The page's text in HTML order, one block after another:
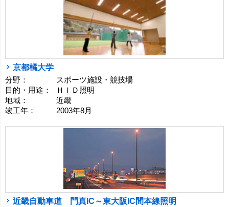
京都橘大学
分野：
スポーツ施設・競技場
目的・用途：
ＨＩＤ照明
地域：
近畿
竣工年：
2003年8月
近畿自動車道 門真IC～東大阪IC間本線照明